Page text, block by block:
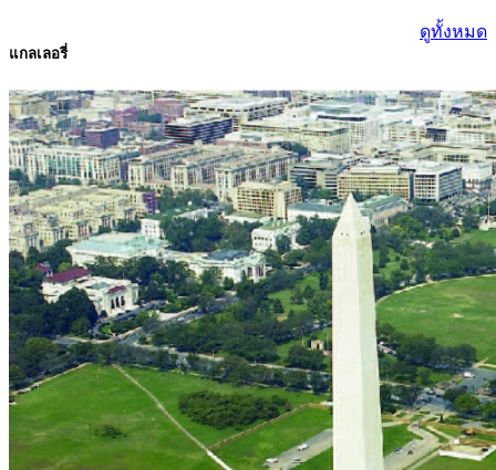
แกลเลอรี่
ดูทั้งหมด